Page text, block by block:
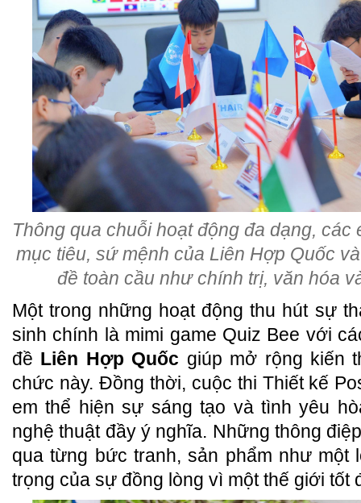
Thông qua chuỗi hoạt động đa dạng,
mục tiêu, sứ mệnh của Liên Hợp Quốc
đề toàn cầu như chính trị, văn hóa
Một trong những hoạt động thu hút sự
sinh chính là mimi game Quiz Bee với
đề Liên Hợp Quốc giúp mở rộng kiến
chức này. Đồng thời, cuộc thi Thiết kế
em thể hiện sự sáng tạo và tình yêu
nghệ thuật đầy ý nghĩa. Những thông
qua từng bức tranh, sản phẩm như một
trọng của sự đồng lòng vì một thế giới tốt